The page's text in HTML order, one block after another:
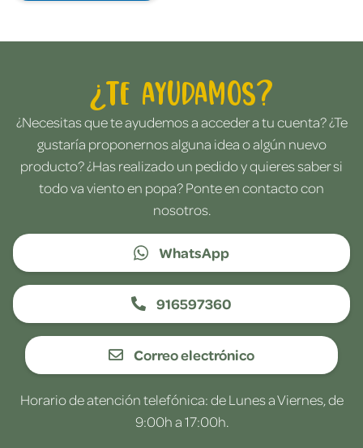
¿Te ayudamos?
¿Necesitas que te ayudemos a acceder a tu cuenta? ¿Te
gustaría proponernos alguna idea o algún nuevo
producto? ¿Has realizado un pedido y quieres saber si
todo va viento en popa? Ponte en contacto con
nosotros.
WhatsApp
916597360
Correo electrónico
Horario de atención telefónica: de Lunes a Viernes, de
9:00h a 17:00h.